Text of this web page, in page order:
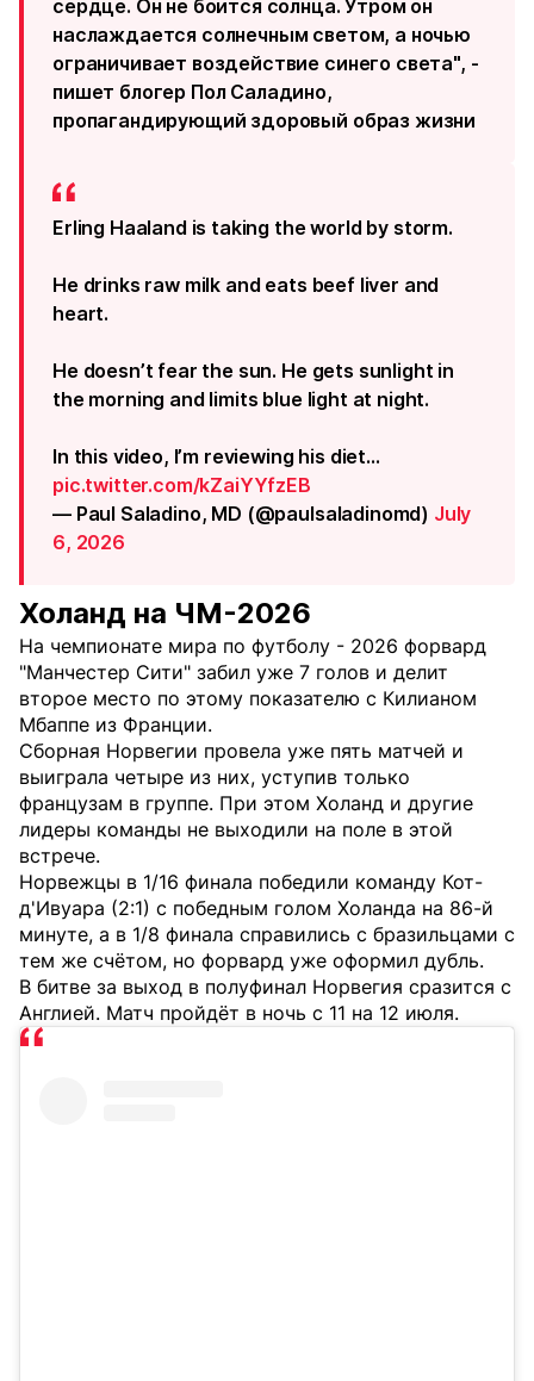
сердце. Он не боится солнца. Утром он
наслаждается солнечным светом, а ночью
ограничивает воздействие синего света", -
пишет блогер Пол Саладино,
пропагандирующий здоровый образ жизни
Erling Haaland is taking the world by storm.
He drinks raw milk and eats beef liver and
heart.
He doesn’t fear the sun. He gets sunlight in
the morning and limits blue light at night.
In this video, I’m reviewing his diet…
pic.twitter.com/kZaiYYfzEB
— Paul Saladino, MD (@paulsaladinomd) July
6, 2026
Холанд на ЧМ-2026
На чемпионате мира по футболу - 2026 форвард
"Манчестер Сити" забил уже 7 голов и делит
второе место по этому показателю с Килианом
Мбаппе из Франции.
Сборная Норвегии провела уже пять матчей и
выиграла четыре из них, уступив только
французам в группе. При этом Холанд и другие
лидеры команды не выходили на поле в этой
встрече.
Норвежцы в 1/16 финала победили команду Кот-
д'Ивуара (2:1) с победным голом Холанда на 86-й
минуте, а в 1/8 финала справились с бразильцами с
тем же счётом, но форвард уже оформил дубль.
В битве за выход в полуфинал Норвегия сразится с
Англией. Матч пройдёт в ночь с 11 на 12 июля.